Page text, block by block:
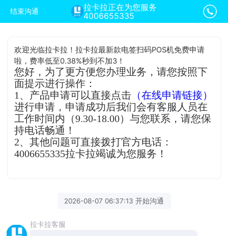
结束沟通
拉卡拉正在为您服务
4006655335
欢迎光临拉卡拉！拉卡拉最新款电签扫码POS机免费申请
啦，费率低至0.38%秒到不加3！
您好，为了更方便您办理业务，请您按照下
面提示进行操作：
1、产品申请可以直接点击 （在线申请链接）
进行申请，申请成功后我们会有客服人员在
工作时间内（9.30-18.00）与您联系，请您保
持电话畅通！
2、其他问题可直接拨打官方电话：
4006655335拉卡拉竭诚为您服务！
2026-08-07 06:37:13 开始沟通
拉卡拉客服